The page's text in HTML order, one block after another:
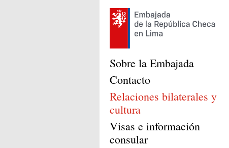
Sobre la Embajada
Contacto
Relaciones bilaterales y
cultura
Visas e información
consular